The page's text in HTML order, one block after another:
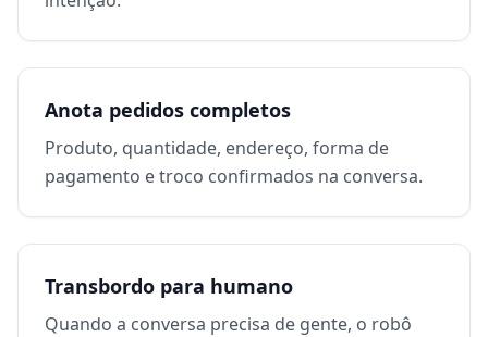
Anota pedidos completos
Produto, quantidade, endereço, forma de
pagamento e troco confirmados na conversa.
Transbordo para humano
Quando a conversa precisa de gente, o robô